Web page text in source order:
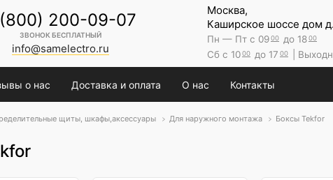
200-09-07
ЗВОНОК БЕСПЛАТНЫЙ
info@samelectro.ru
Москва,
Каширское шоссе дом
Пн — Пт с 0900 до 1800
Сб с 1000 до 17 00 |
о нас Доставка и оплата О нас Контакты
щиты, шкафы,аксессуары Для наружного монтажа Боксы Tekfor